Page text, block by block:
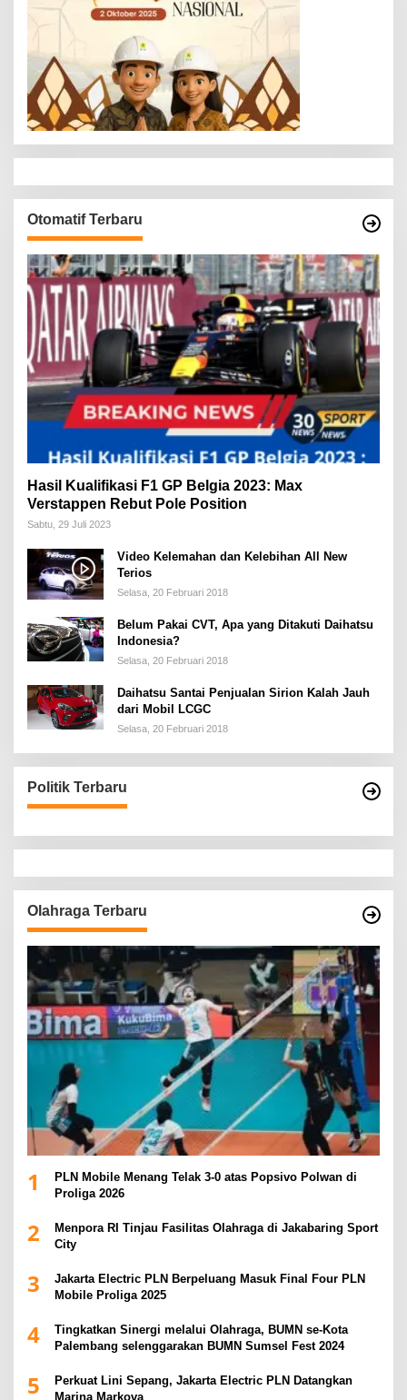
p
o
s
Otomatif Terbaru
Hasil Kualifikasi F1 GP Belgia 2023: Max
Verstappen Rebut Pole Position
Sabtu, 29 Juli 2023
Video Kelemahan dan Kelebihan All New
Terios
Selasa, 20 Februari 2018
Belum Pakai CVT, Apa yang Ditakuti Daihatsu
Indonesia?
Selasa, 20 Februari 2018
Daihatsu Santai Penjualan Sirion Kalah Jauh
dari Mobil LCGC
Selasa, 20 Februari 2018
Politik Terbaru
Olahraga Terbaru
1
PLN Mobile Menang Telak 3-0 atas Popsivo Polwan di
Proliga 2026
2
Menpora RI Tinjau Fasilitas Olahraga di Jakabaring Sport
City
3
Jakarta Electric PLN Berpeluang Masuk Final Four PLN
Mobile Proliga 2025
4
Tingkatkan Sinergi melalui Olahraga, BUMN se-Kota
Palembang selenggarakan BUMN Sumsel Fest 2024
5
Perkuat Lini Sepang, Jakarta Electric PLN Datangkan
Marina Markova